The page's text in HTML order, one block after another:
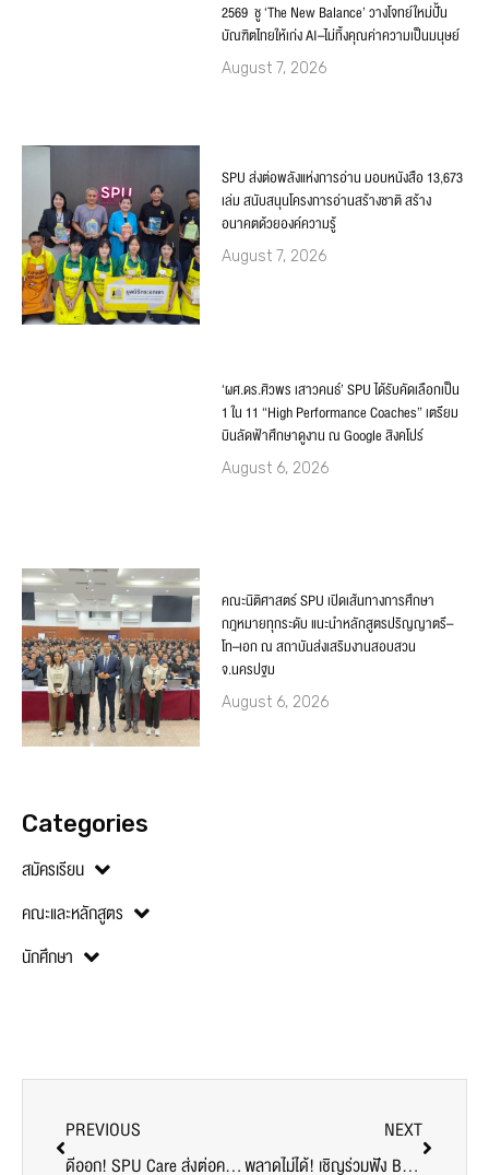
2569 ชู ‘The New Balance’ วางโจทย์ใหม่ปั้น
บัณฑิตไทยให้เก่ง AI–ไม่ทิ้งคุณค่าความเป็นมนุษย์
August 7, 2026
SPU ส่งต่อพลังแห่งการอ่าน มอบหนังสือ 13,673
เล่ม สนับสนุนโครงการอ่านสร้างชาติ สร้าง
อนาคตด้วยองค์ความรู้
August 7, 2026
‘ผศ.ดร.ศิวพร เสาวคนธ์’ SPU ได้รับคัดเลือกเป็น
1 ใน 11 “High Performance Coaches” เตรียม
บินลัดฟ้าศึกษาดูงาน ณ Google สิงคโปร์
August 6, 2026
คณะนิติศาสตร์ SPU เปิดเส้นทางการศึกษา
กฎหมายทุกระดับ แนะนำหลักสูตรปริญญาตรี–
โท–เอก ณ สถาบันส่งเสริมงานสอบสวน
จ.นครปฐม
August 6, 2026
Categories
สมัครเรียน
คณะและหลักสูตร
นักศึกษา
PREVIOUS
ดีออก! SPU Care ส่งต่อความห่วงใยไม่สิ้นสุด แจกอาหาร สู้วิกฤติโควิด-19 ฟรี!
NEXT
พลาดไม่ได้! เชิญร่วมฟัง BIZ Talk “พลิกวิกฤต สร้างโอกาส ปรับตัวสู่การค้าออนไลน์ ช่วง COVID 19”